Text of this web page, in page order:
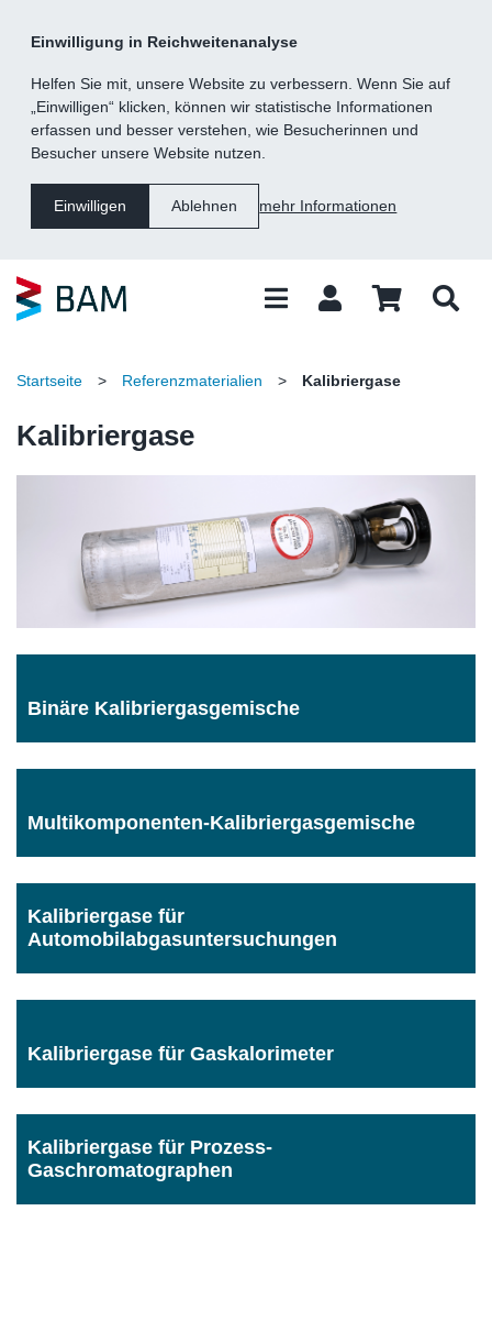
Einwilligung in Reichweitenanalyse
Helfen Sie mit, unsere Website zu verbessern. Wenn Sie auf
„Einwilligen“ klicken, können wir statistische Informationen
erfassen und besser verstehen, wie Besucherinnen und
Besucher unsere Website nutzen.
Einwilligen Ablehnen mehr Informationen
Suche
Inhalt
Kategorie
Fußzeile
Startseite > Referenzmaterialien > Kalibriergase
Kalibriergase
Binäre Kalibriergasgemische
Multikomponenten-Kalibriergasgemische
Kalibriergase für
Automobilabgasuntersuchungen
Kalibriergase für Gaskalorimeter
Kalibriergase für Prozess-
Gaschromatographen